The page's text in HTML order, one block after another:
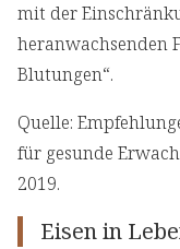
mit der
heranwachsenden
Blutungen“.
Quelle:
für gesunde
2019.
Eisen in